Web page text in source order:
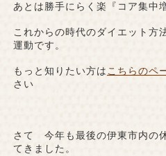
あとは勝手にらく楽『コア集
これからの時代のダイエット方
運動です。
もっと知りたい方は こちらのペ
さい
さて 今年も最後の伊東市内の
てきました。